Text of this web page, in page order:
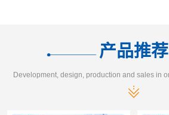
产品推荐